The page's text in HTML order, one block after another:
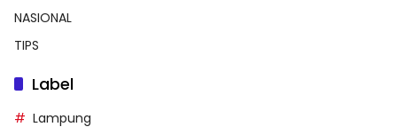
NASIONAL
TIPS
Label
Lampung